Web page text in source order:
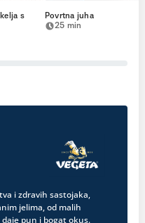
s
Povrtna juha
25 min
i zdravih sastojaka,
jelima, od malih
pun i bogat okus.